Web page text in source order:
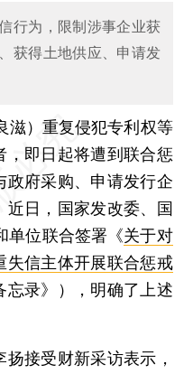
行为，限制涉事企业获
获得土地供应、申请发
） 重复侵犯专利权等
，即日起将遭到联合惩
政府采购、申请发行企
日，国家发改委、国
单位联合签署《关于对
失信主体开展联合惩戒
忘录》），明确了上述
接受财新采访表示，